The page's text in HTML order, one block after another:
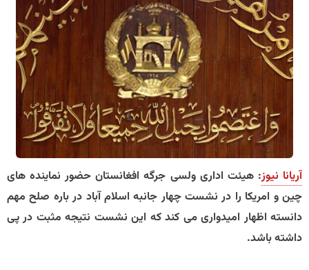
آریانا نیوز: هیئت اداری ولسی جرگه افغانستان حضور نماینده های
چین و امریکا را در نشست چهار جانبه اسلام آباد در باره صلح مهم
دانسته اظهار امیدواری می کند که این نشست نتیجه مثبت در پی
داشته باشد.